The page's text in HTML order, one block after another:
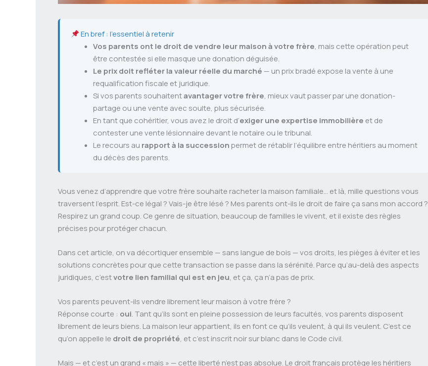
En bref : l’essentiel à retenir
Vos parents ont le droit de vendre leur maison à votre frère, mais cette opération peut
être contestée si elle masque une donation déguisée.
Le prix doit refléter la valeur réelle du marché — un prix bradé expose la vente à une
requalification fiscale et juridique.
Si vos parents souhaitentavantager votre frère, mieux vaut passer par une donation-
partage ou une vente avec soulte, plus sécurisée.
En tant que cohéritier, vous avez le droit d’exiger une expertise immobilière et de
contester une vente lésionnaire devant le notaire ou le tribunal.
Le recours au rapport à la successionpermet de rétablir l’équilibre entre héritiers au moment
du décès des parents.
Vous venez d’apprendre que votre frère souhaite racheter la maison familiale… et là, mille questions vous
traversent l’esprit. Est-ce légal ? Vais-je être lésé ? Mes parents ont-ils le droit de faire ça sans mon accord ?
Respirez un grand coup. Ce genre de situation, beaucoup de familles le vivent, et il existe des règles
précises pour protéger chacun.
Dans cet article, on va décortiquer ensemble — sans langue de bois — vos droits, les pièges à éviter et les
solutions concrètes pour que cette transaction se passe dans la sérénité. Parce qu’au-delà des aspects
juridiques, c’estvotre lien familial qui est en jeu, et ça, ça n’a pas de prix.
Vos parents peuvent-ils vendre librement leur maison à votre frère ?
Réponse courte : oui. Tant qu’ils sont en pleine possession de leurs facultés, vos parents disposent
librement de leurs biens. La maison leur appartient, ils en font ce qu’ils veulent, à qui ils veulent. C’est ce
qu’on appelle le droit de propriété, et c’est inscrit noir sur blanc dans le Code civil.
Mais — et c’est un grand « mais » — cette liberté n’est pas absolue. Le droit français protège les héritiers